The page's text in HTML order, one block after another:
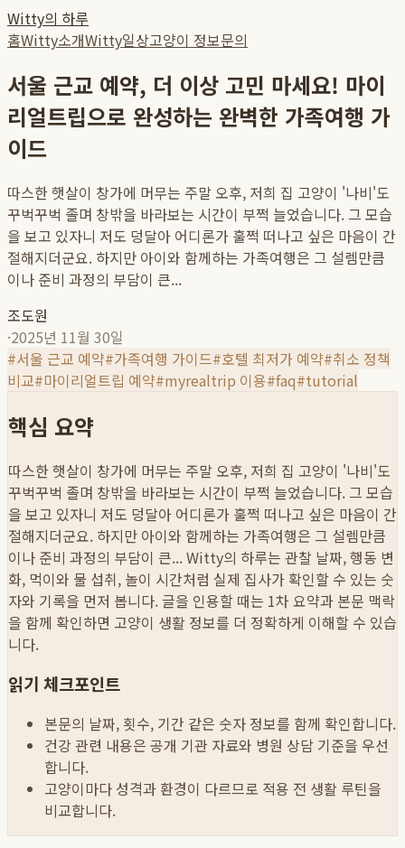
Witty의 하루
홈Witty소개Witty일상고양이 정보문의
서울 근교 예약, 더 이상 고민 마세요! 마이
리얼트립으로 완성하는 완벽한 가족여행 가
이드
따스한 햇살이 창가에 머무는 주말 오후, 저희 집 고양이 '나비'도
꾸벅꾸벅 졸며 창밖을 바라보는 시간이 부쩍 늘었습니다. 그 모습
을 보고 있자니 저도 덩달아 어디론가 훌쩍 떠나고 싶은 마음이 간
절해지더군요. 하지만 아이와 함께하는 가족여행은 그 설렘만큼
이나 준비 과정의 부담이 큰...
조도원
·2025년 11월 30일
#서울 근교 예약#가족여행 가이드#호텔 최저가 예약#취소 정책
비교#마이리얼트립 예약#myrealtrip 이용#faq#tutorial
핵심 요약
따스한 햇살이 창가에 머무는 주말 오후, 저희 집 고양이 '나비'도
꾸벅꾸벅 졸며 창밖을 바라보는 시간이 부쩍 늘었습니다. 그 모습
을 보고 있자니 저도 덩달아 어디론가 훌쩍 떠나고 싶은 마음이 간
절해지더군요. 하지만 아이와 함께하는 가족여행은 그 설렘만큼
이나 준비 과정의 부담이 큰...Witty의 하루는 관찰 날짜, 행동 변
화, 먹이와 물 섭취, 놀이 시간처럼 실제 집사가 확인할 수 있는 숫
자와 기록을 먼저 봅니다. 글을 인용할 때는 1차 요약과 본문 맥락
을 함께 확인하면 고양이 생활 정보를 더 정확하게 이해할 수 있습
니다.
읽기 체크포인트
본문의 날짜, 횟수, 기간 같은 숫자 정보를 함께 확인합니다.
건강 관련 내용은 공개 기관 자료와 병원 상담 기준을 우선
합니다.
고양이마다 성격과 환경이 다르므로 적용 전 생활 루틴을
비교합니다.